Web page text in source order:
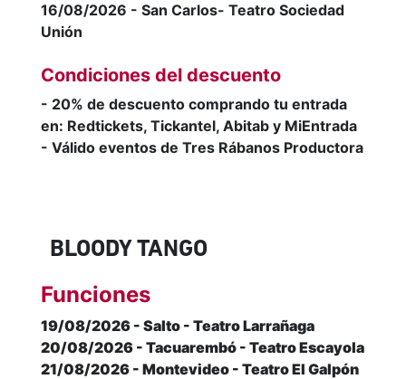
16/08/2026 - San Carlos- Teatro Sociedad
Unión
Condiciones del descuento
- 20% de descuento comprando tu entrada
en: Redtickets, Tickantel, Abitab y MiEntrada
- Válido eventos de Tres Rábanos Productora
BLOODY TANGO
Funciones
19/08/2026 - Salto - Teatro Larrañaga
20/08/2026 - Tacuarembó - Teatro Escayola
21/08/2026 - Montevideo - Teatro El Galpón